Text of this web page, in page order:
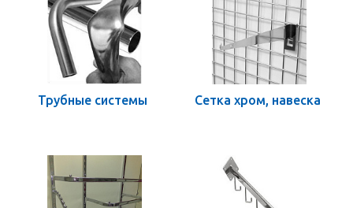
Трубные системы Сетка хром, навеска